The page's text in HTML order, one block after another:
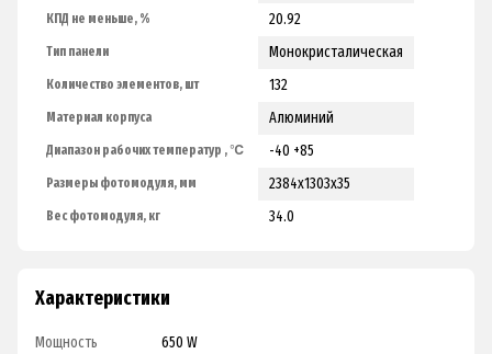
КПД не меньше, % 20.92
Тип панели Монокристалическая
Количество элементов, шт 132
Материал корпуса Алюминий
Диапазон рабочих температур , ℃ -40 +85
Размеры фотомодуля, мм 2384х1303х35
Вес фотомодуля, кг 34.0
Характеристики
Мощность
650 W